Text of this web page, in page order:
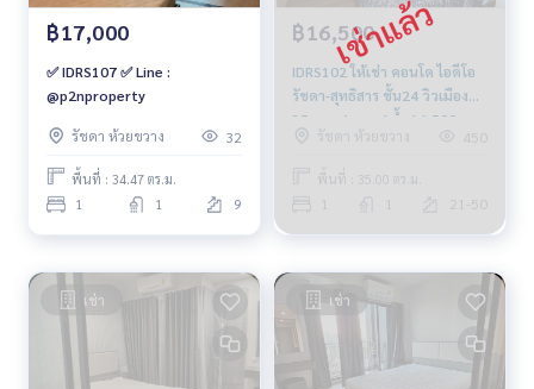
฿17,000
✅ IDRS107 ✅ Line :
@p2nproperty
รัชดา ห้วยขวาง 32
พื้นที่ : 34.47 ตร.ม.
1 1 9
฿16,500
IDRS102 ให้เช่า คอนโด ไอดีโอ
รัชดา-สุทธิสาร ชั้น24 วิวเมือง
35ตรม. 1นอน 1น้ำ 16,500บ.
099-251-6615
รัชดา ห้วยขวาง 450
พื้นที่ : 35.00 ตร.ม.
21-50
เช่า เช่า